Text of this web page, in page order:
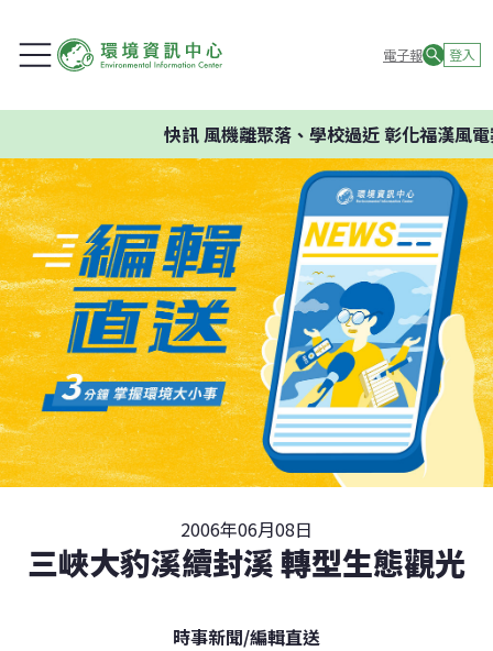
電子報 登入
快訊風機離聚落、學校過近 彰化福漢風電
2006年06月08日
三峽大豹溪續封溪 轉型生態觀光
時事新聞/編輯直送